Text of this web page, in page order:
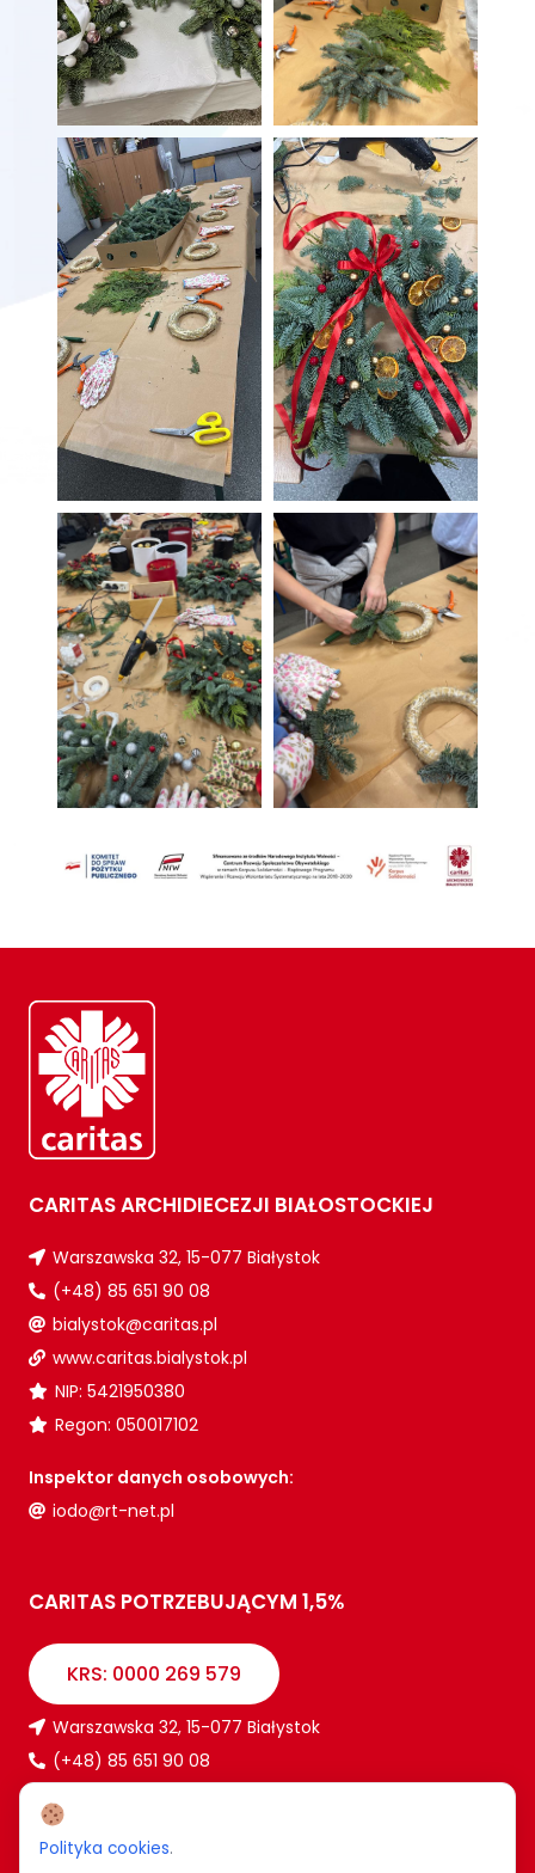
CARITAS ARCHIDIECEZJI BIAŁOSTOCKIEJ
Warszawska 32, 15-077 Białystok
(+48) 85 651 90 08
bialystok@caritas.pl
www.caritas.bialystok.pl
NIP: 5421950380
Regon: 050017102
Inspektor danych osobowych:
iodo@rt-net.pl
CARITAS POTRZEBUJĄCYM 1,5%
KRS: 0000 269 579
Warszawska 32, 15-077 Białystok
(+48) 85 651 90 08
bialystok@caritas.pl
Polityka cookies.